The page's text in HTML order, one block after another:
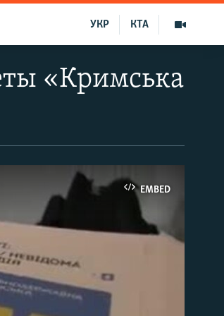
КТА
УКР
«Кримська
EMBED